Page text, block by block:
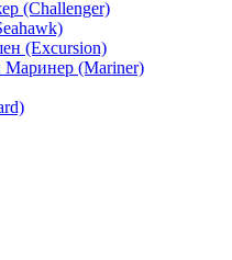
(Challenger)
(Excursion)
(Mariner)